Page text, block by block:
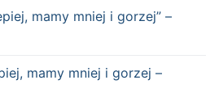
mamy mniej i gorzej” –
mamy mniej i gorzej –